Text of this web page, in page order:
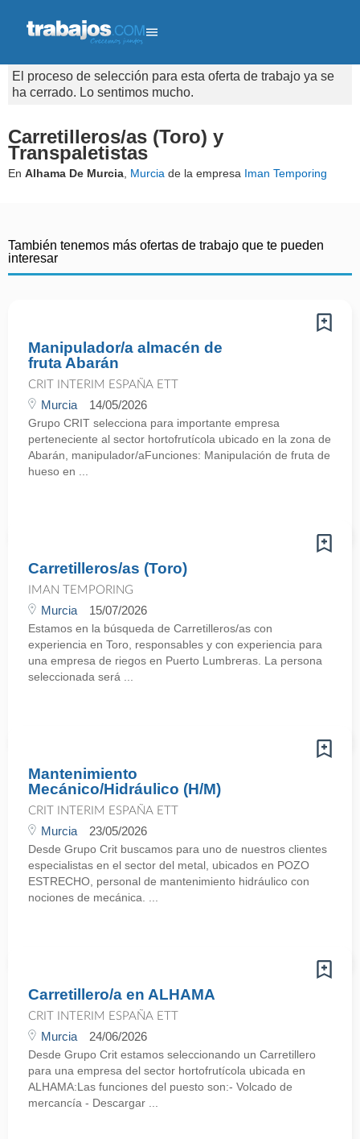
El proceso de selección para esta oferta de trabajo ya se
ha cerrado. Lo sentimos mucho.
Carretilleros/as (Toro) y
Transpaletistas
En Alhama De Murcia Murcia de la empresa Iman Temporing
También tenemos más ofertas de trabajo que te pueden
interesar
Manipulador/a almacén de
fruta Abarán
CRIT INTERIM ESPAÑA ETT
Murcia 14/05/2026
Grupo CRIT selecciona para importante empresa
perteneciente al sector hortofrutícola ubicado en la zona de
Abarán, manipulador/aFunciones: Manipulación de fruta de
hueso en ...
Carretilleros/as (Toro)
IMAN TEMPORING
Murcia 15/07/2026
Estamos en la búsqueda de Carretilleros/as con
experiencia en Toro, responsables y con experiencia para
una empresa de riegos en Puerto Lumbreras. La persona
seleccionada será ...
Mantenimiento
Mecánico/Hidráulico (H/M)
CRIT INTERIM ESPAÑA ETT
Murcia 23/05/2026
Desde Grupo Crit buscamos para uno de nuestros clientes
especialistas en el sector del metal, ubicados en POZO
ESTRECHO, personal de mantenimiento hidráulico con
nociones de mecánica. ...
Carretillero/a en ALHAMA
CRIT INTERIM ESPAÑA ETT
Murcia 24/06/2026
Desde Grupo Crit estamos seleccionando un Carretillero
para una empresa del sector hortofrutícola ubicada en
ALHAMA:Las funciones del puesto son:- Volcado de
mercancía - Descargar ...